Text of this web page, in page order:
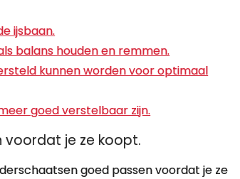
ijsbaan.
balans houden en remmen.
kunnen worden voor optimaal
goed verstelbaar zijn.
je ze koopt.
goed passen voordat je ze